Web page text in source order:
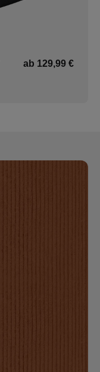
ab 129,99 €